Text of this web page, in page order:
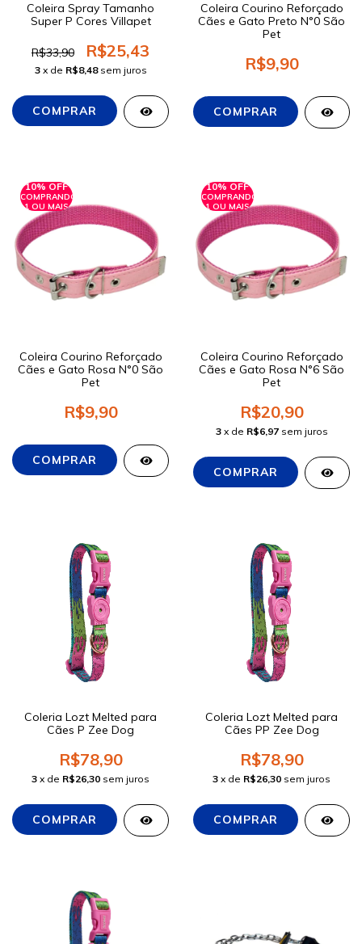
Coleira Spray Tamanho
Super P Cores Villapet
R$33,90 R$25,43
3 x de R$8,48 sem juros
Coleira Courino Reforçado
Cães e Gato Preto N°0 São
Pet
R$9,90
10% OFF
COMPRANDO
1 OU MAIS
Coleira Courino Reforçado
Cães e Gato Rosa N°0 São
Pet
R$9,90
10% OFF
COMPRANDO
1 OU MAIS
Coleira Courino Reforçado
Cães e Gato Rosa N°6 São
Pet
R$20,90
3 x de R$6,97 sem juros
Coleria Lozt Melted para
Cães P Zee Dog
R$78,90
3 x de R$26,30 sem juros
Coleria Lozt Melted para
Cães PP Zee Dog
R$78,90
3 x de R$26,30 sem juros